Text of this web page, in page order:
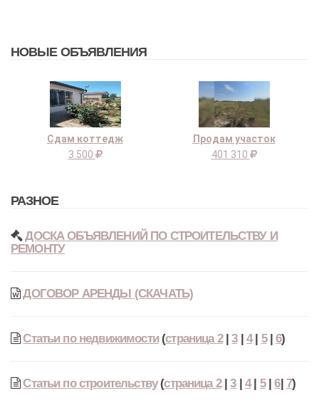
НОВЫЕ ОБЪЯВЛЕНИЯ
Сдам коттедж
3 500
Продам участок
401 310
РАЗНОЕ
ДОСКА ОБЪЯВЛЕНИЙ ПО СТРОИТЕЛЬСТВУ И
РЕМОНТУ
ДОГОВОР АРЕНДЫ (СКАЧАТЬ)
Статьи по недвижимости(страница 2|3| 4| 5|6)
Статьи по строительству(страница 2|3|4| 5|6| 7)